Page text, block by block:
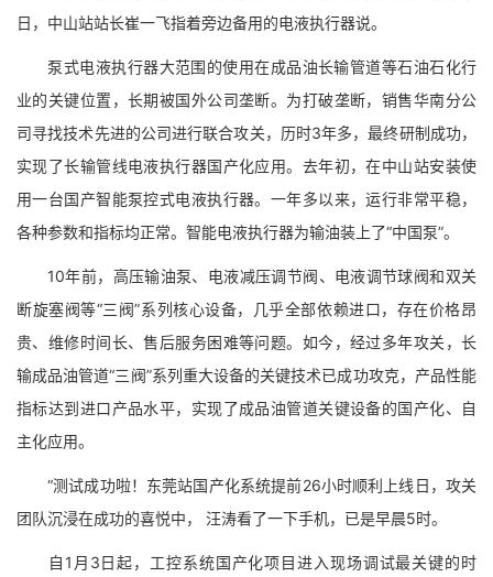
日，中山站站长崔一飞指着旁边备用的电液执行器说。
泵式电液执行器大范围的使用在成品油长输管道等石油石化行
业的关键位置，长期被国外公司垄断。为打破垄断，销售华南分公
司寻找技术先进的公司进行联合攻关，历时3年多，最终研制成功，
实现了长输管线电液执行器国产化应用。去年初，在中山站安装使
用一台国产智能泵控式电液执行器。一年多以来，运行非常平稳，
各种参数和指标均正常。智能电液执行器为输油装上了“中国泵”。
10年前，高压输油泵、电液减压调节阀、电液调节球阀和双关
断旋塞阀等“三阀”系列核心设备，几乎全部依赖进口，存在价格昂
贵、维修时间长、售后服务困难等问题。如今，经过多年攻关，长
输成品油管道“三阀”系列重大设备的关键技术已成功攻克，产品性能
指标达到进口产品水平，实现了成品油管道关键设备的国产化、自
主化应用。
“测试成功啦！东莞站国产化系统提前26小时顺利上线日，攻关
团队沉浸在成功的喜悦中， 汪涛看了一下手机，已是早晨5时。
自1月3日起，工控系统国产化项目进入现场调试最关键的时